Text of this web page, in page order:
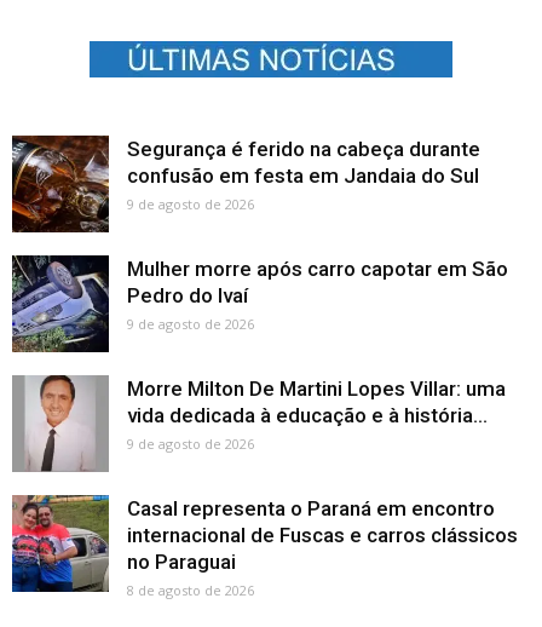
Segurança é ferido na cabeça durante
confusão em festa em Jandaia do Sul
9 de agosto de 2026
Mulher morre após carro capotar em São
Pedro do Ivaí
9 de agosto de 2026
Morre Milton De Martini Lopes Villar: uma
vida dedicada à educação e à história...
9 de agosto de 2026
Casal representa o Paraná em encontro
internacional de Fuscas e carros clássicos
no Paraguai
8 de agosto de 2026